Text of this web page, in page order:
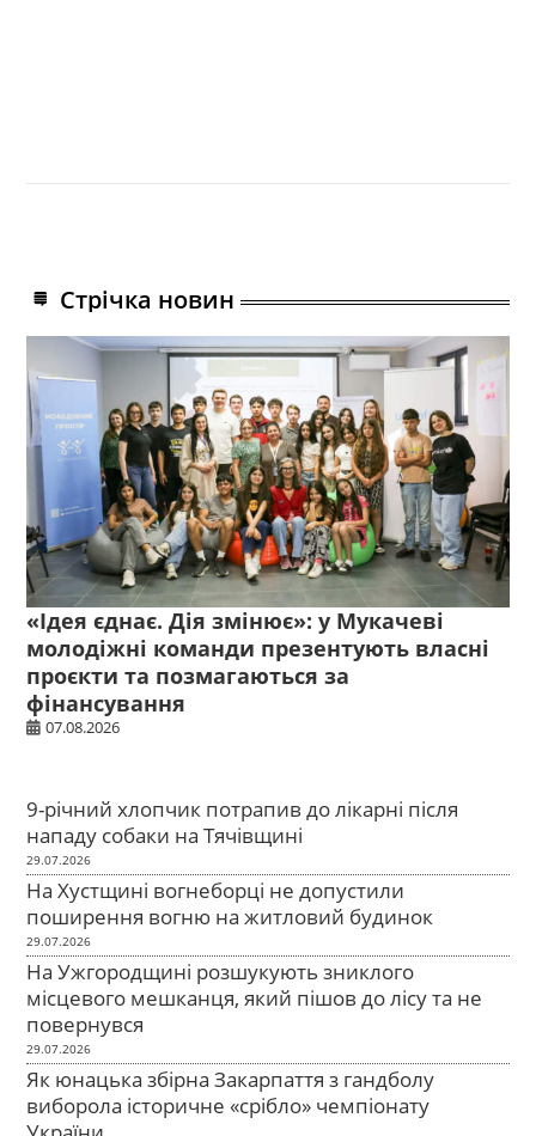
Стрічка новин
«Ідея єднає. Дія змінює»: у Мукачеві
молодіжні команди презентують власні
проєкти та позмагаються за
фінансування
07.08.2026
9-річний хлопчик потрапив до лікарні після
нападу собаки на Тячівщині
29.07.2026
На Хустщині вогнеборці не допустили
поширення вогню на житловий будинок
29.07.2026
На Ужгородщині розшукують зниклого
місцевого мешканця, який пішов до лісу та не
повернувся
29.07.2026
Як юнацька збірна Закарпаття з гандболу
виборола історичне «срібло» чемпіонату